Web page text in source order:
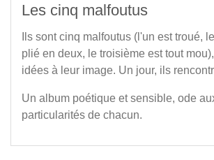
Les cinq malfoutus
Ils sont cinq malfoutus (l'un est troué,
plié en deux, le troisième est tout
idées à leur image. Un jour, ils
Un album poétique et sensible, ode
particularités de chacun.